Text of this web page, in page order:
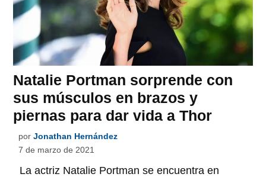
Natalie Portman sorprende con
sus músculos en brazos y
piernas para dar vida a Thor
por Jonathan Hernández
7 de marzo de 2021
La actriz Natalie Portman se encuentra en